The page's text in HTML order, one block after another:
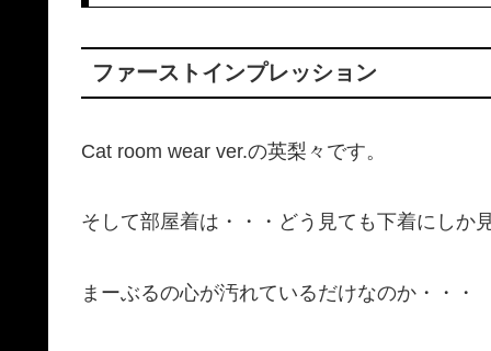
ファーストインプレッション
Cat room wear ver.の英梨々です。
そして部屋着は・・・どう見ても下着にしか
まーぶるの心が汚れているだけなのか・・・